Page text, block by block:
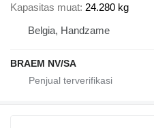
Kapasitas muat 24.280 kg
Belgia, Handzame
BRAEM NV/SA